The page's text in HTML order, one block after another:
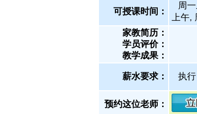
可授课时间：
周
上午,
家教简历：
学员评价：
教学成果：
薪水要求： 执
预约这位老师：